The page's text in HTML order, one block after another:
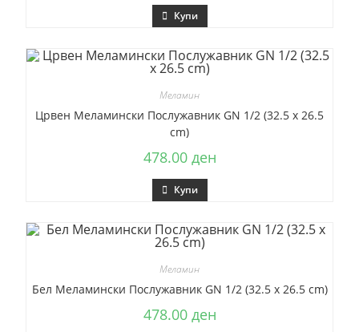
Купи
Меламин
Црвен Меламински Послужавник GN 1/2 (32.5 x 26.5
cm)
478.00 ден
Купи
Меламин
Бел Меламински Послужавник GN 1/2 (32.5 x 26.5 cm)
478.00 ден